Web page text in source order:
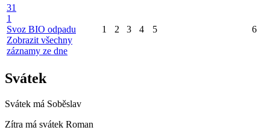
31
1
Svoz BIO odpadu
Zobrazit všechny
záznamy ze dne
1 2 3 4 5 6
Svátek
Svátek má Soběslav
Zítra má svátek Roman